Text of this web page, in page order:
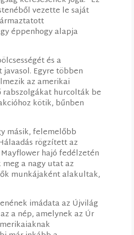
vezette le saját
éppenhogy alapja
és a
Egyre többen
az amerikai
rabszolgákat hurcolták be
kötik, bűnben
másik, felemelőbb
rögzített az
hajó fedélzetén
a nagy utat az
munkájaként alakultak,
imádata az Újvilág
a nép, amelynek az Úr